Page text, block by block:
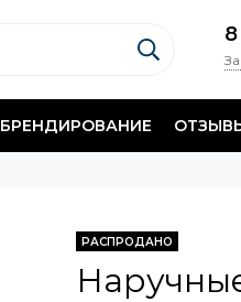
БРЕНДИРОВАНИЕ
РАСПРОДАНО